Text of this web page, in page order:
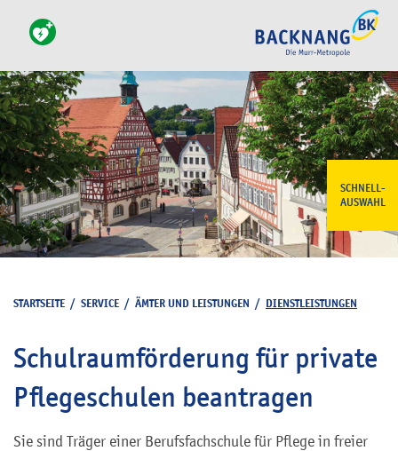
SCHNELL-
AUSWAHL
STARTSEITE / SERVICE / ÄMTER UND LEISTUNGEN / DIENSTLEISTUNGEN
Schulraumförderung für private
Pflegeschulen beantragen
Sie sind Träger einer Berufsfachschule für Pflege in freier